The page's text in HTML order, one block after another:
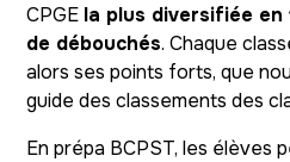
CPGE la plus diversifiée
de débouchés. Chaque
alors ses points forts, que
guide des classements des
En prépa BCPST, les élèves